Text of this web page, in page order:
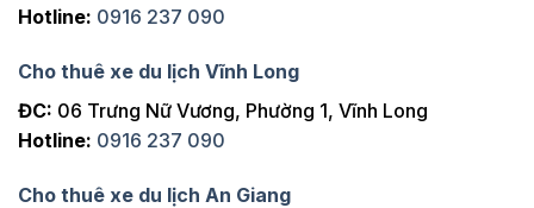
Hotline: 0916 237 090
Cho thuê xe du lịch Vĩnh Long
ĐC: 06 Trưng Nữ Vương, Phường 1, Vĩnh Long
Hotline: 0916 237 090
Cho thuê xe du lịch An Giang